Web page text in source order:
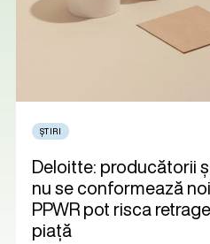
ȘTIRI
Deloitte: producătorii
nu se conformează
PPWR pot risca
piață